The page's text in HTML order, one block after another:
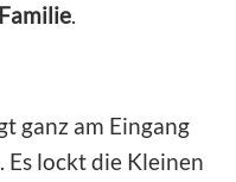
.
ganz am Eingang
Es lockt die Kleinen